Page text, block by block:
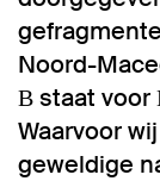
Noord-
В staat voor
Waarvoor
geweldige